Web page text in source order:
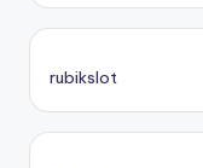
rubikslot